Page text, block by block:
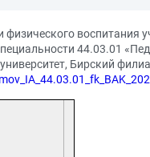
физического
44.03.01
Бирский